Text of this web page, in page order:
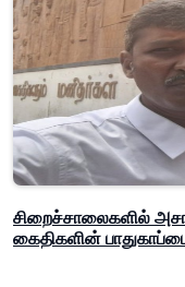
சிறைச்சாலைகளில்
கைதிகளின்